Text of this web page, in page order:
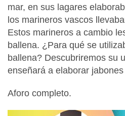
mar, en sus lagares
los marineros vascos
Estos marineros a cambio
ballena. ¿Para qué se
ballena? Descubriremos su
enseñará a elaborar
Aforo completo.